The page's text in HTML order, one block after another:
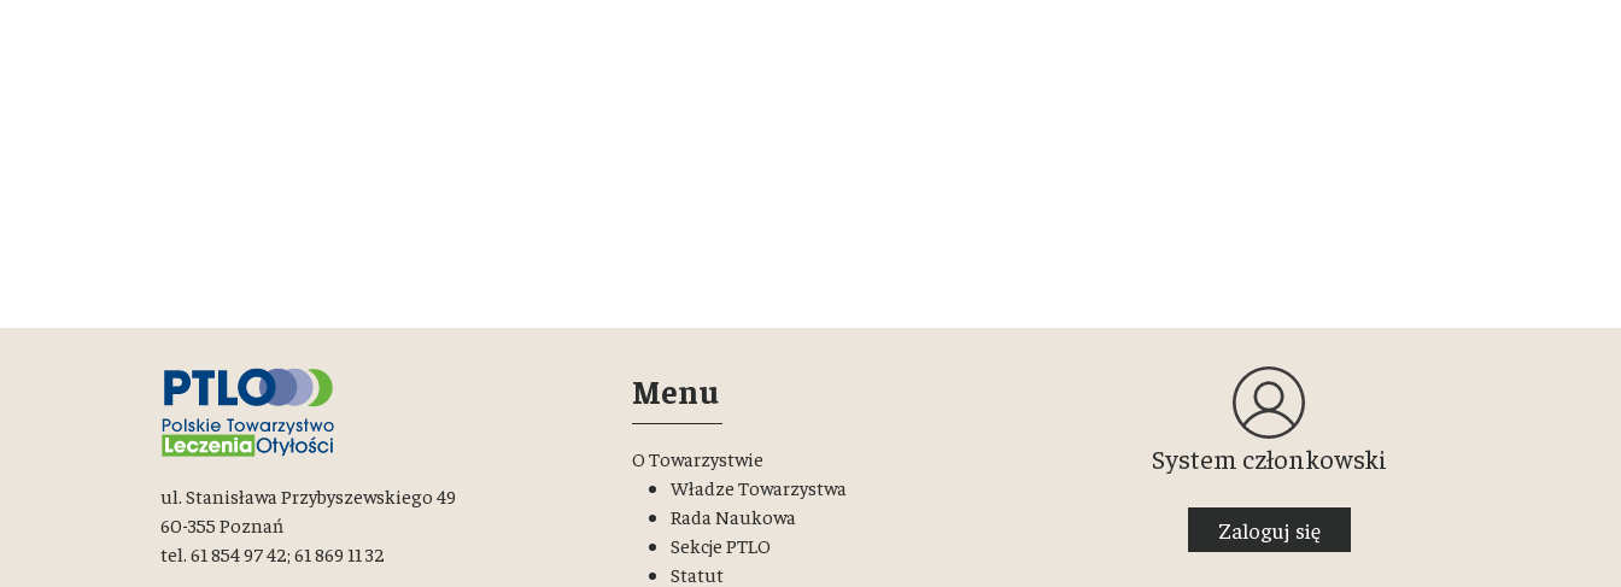
ul. Stanisława Przybyszewskiego 49
60-355 Poznań
tel. 61 854 97 42; 61 869 11 32
Menu
O Towarzystwie
Władze Towarzystwa
Rada Naukowa
Sekcje PTLO
Statut
System członkowski
Zaloguj się